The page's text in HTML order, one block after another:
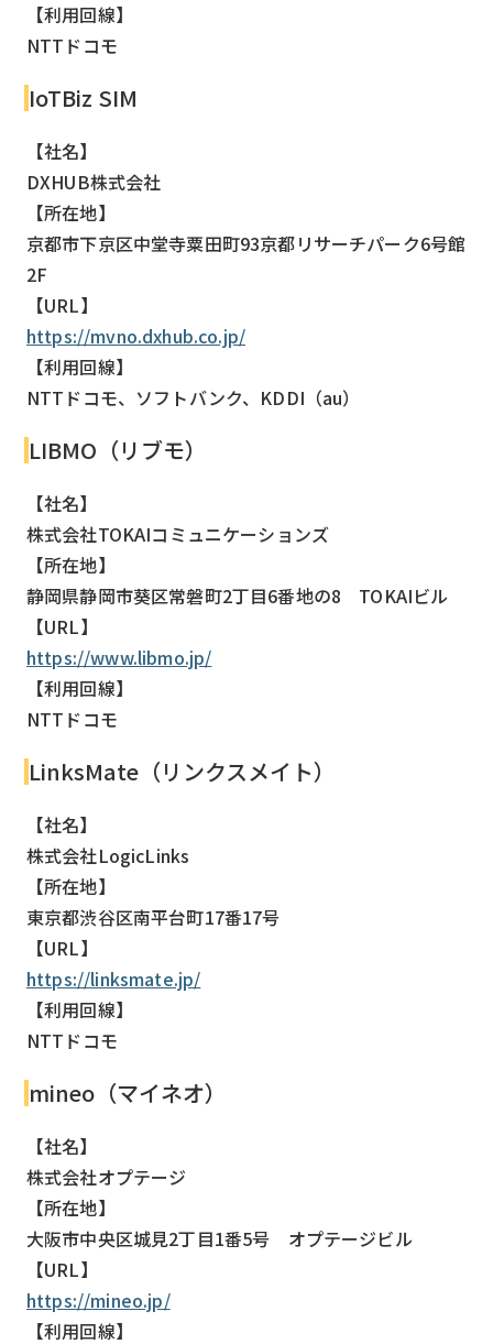
【利用回線】
NTTドコモ
IoTBiz SIM
【社名】
DXHUB株式会社
【所在地】
京都市下京区中堂寺粟田町93京都リサーチパーク6号館
2F
【URL】
https://mvno.dxhub.co.jp/
【利用回線】
NTTドコモ、ソフトバンク、KDDI（au）
LIBMO（リブモ）
【社名】
株式会社TOKAIコミュニケーションズ
【所在地】
静岡県静岡市葵区常磐町2丁目6番地の8 TOKAIビル
【URL】
https://www.libmo.jp/
【利用回線】
NTTドコモ
LinksMate（リンクスメイト）
【社名】
株式会社LogicLinks
【所在地】
東京都渋谷区南平台町17番17号
【URL】
https://linksmate.jp/
【利用回線】
NTTドコモ
mineo（マイネオ）
【社名】
株式会社オプテージ
【所在地】
大阪市中央区城見2丁目1番5号 オプテージビル
【URL】
https://mineo.jp/
【利用回線】